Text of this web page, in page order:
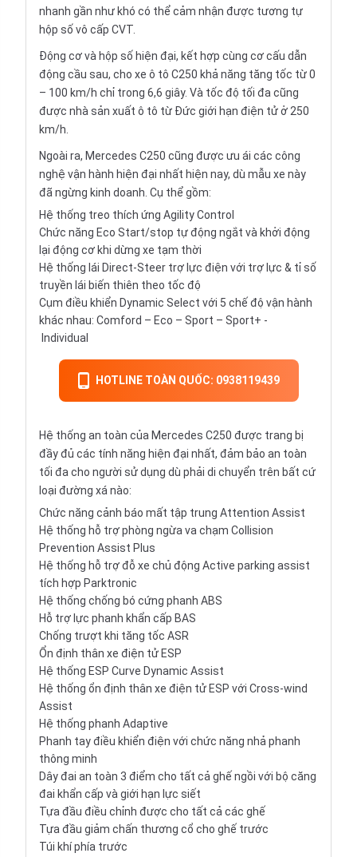
nhanh gần như khó có thể cảm nhận được tương tự
hộp số vô cấp CVT.
Động cơ và hộp số hiện đại, kết hợp cùng cơ cấu dẫn
động cầu sau, cho xe ô tô C250 khả năng tăng tốc từ 0
– 100 km/h chỉ trong 6,6 giây. Và tốc độ tối đa cũng
được nhà sản xuất ô tô từ Đức giới hạn điện tử ở 250
km/h.
Ngoài ra, Mercedes C250 cũng được ưu ái các công
nghệ vận hành hiện đại nhất hiện nay, dù mẫu xe này
đã ngừng kinh doanh. Cụ thể gồm:
Hệ thống treo thích ứng Agility Control
Chức năng Eco Start/stop tự động ngắt và khởi động
lại động cơ khi dừng xe tạm thời
Hệ thống lái Direct-Steer trợ lực điện với trợ lực & tỉ số
truyền lái biến thiên theo tốc độ
Cụm điều khiển Dynamic Select với 5 chế độ vận hành
khác nhau: Comford – Eco – Sport – Sport+ -
Individual
HOTLINE TOÀN QUỐC: 0938119439
Hệ thống an toàn của Mercedes C250 được trang bị
đầy đủ các tính năng hiện đại nhất, đảm bảo an toàn
tối đa cho người sử dụng dù phải di chuyển trên bất cứ
loại đường xá nào:
Chức năng cảnh báo mất tập trung Attention Assist
Hệ thống hỗ trợ phòng ngừa va chạm Collision
Prevention Assist Plus
Hệ thống hỗ trợ đỗ xe chủ động Active parking assist
tích hợp Parktronic
Hệ thống chống bó cứng phanh ABS
Hỗ trợ lực phanh khẩn cấp BAS
Chống trượt khi tăng tốc ASR
Ổn định thân xe điện tử ESP
Hệ thống ESP Curve Dynamic Assist
Hệ thống ổn định thân xe điện tử ESP với Cross-wind
Assist
Hệ thống phanh Adaptive
Phanh tay điều khiển điện với chức năng nhả phanh
thông minh
Dây đai an toàn 3 điểm cho tất cả ghế ngồi với bộ căng
đai khẩn cấp và giới hạn lực siết
Tựa đầu điều chỉnh được cho tất cả các ghế
Tựa đầu giảm chấn thương cổ cho ghế trước
Túi khí phía trước